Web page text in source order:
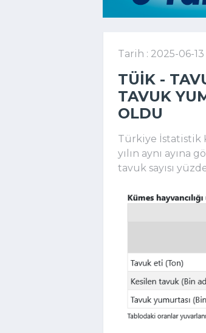
Tarih : 2025-06-13
TÜİK -
TAVUK
OLDU
Türkiye İstatistik
yılın aynı ayına
tavuk sayısı